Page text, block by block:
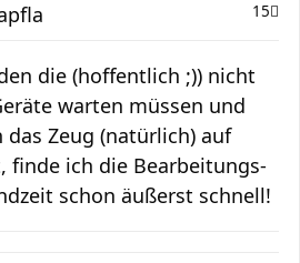
15
die (hoffentlich ;)) nicht
warten müssen und
das Zeug (natürlich) auf
finde ich die Bearbeitungs-
schon äußerst schnell!